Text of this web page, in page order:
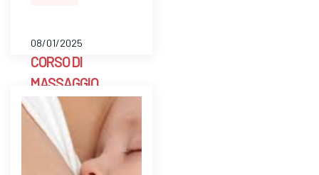
08/01/2025
CORSO DI
MASSAGGIO
INFANTILE- Cons.
Fam. Scarpellini